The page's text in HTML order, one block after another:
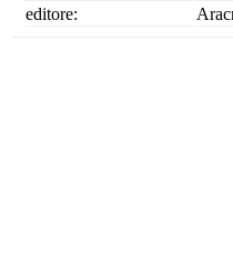
editore: